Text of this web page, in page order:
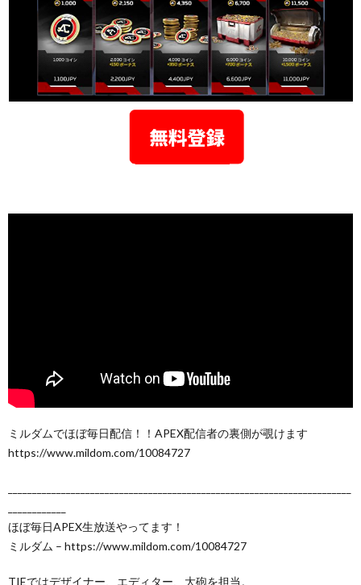
ミルダムでほぼ毎日配信！！APEX配信者の裏側が覗けます
https://www.mildom.com/10084727
ほぼ毎日APEX生放送やってます！
ミルダム – https://www.mildom.com/10084727
TIEではデザイナー、エディター、大砲を担当。